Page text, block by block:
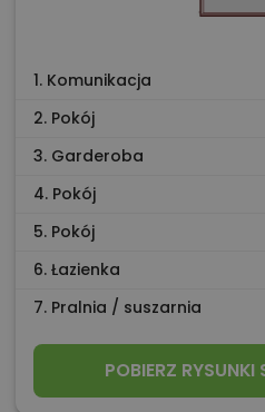
1. Komunikacja
2. Pokój
3. Garderoba
4. Pokój
5. Pokój
6. Łazienka
7. Pralnia / suszarnia
POBIERZ